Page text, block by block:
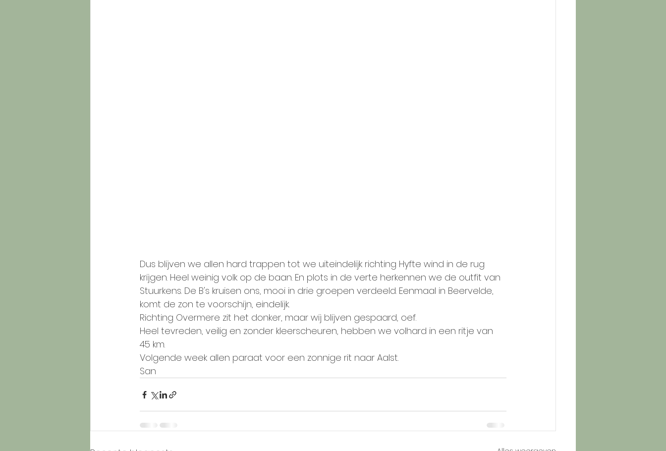
Dus blijven we allen hard trappen tot we uiteindelijk richting Hyfte wind in de rug
krijgen. Heel weinig volk op de baan. En plots in de verte herkennen we de outfit van
Stuurkens. De B's kruisen ons, mooi in drie groepen verdeeld. Eenmaal in Beervelde,
komt de zon te voorschijn, eindelijk.
Richting Overmere zit het donker, maar wij blijven gespaard, oef.
Heel tevreden, veilig en zonder kleerscheuren, hebben we volhard in een ritje van
45 km.
Volgende week allen paraat voor een zonnige rit naar Aalst.
San